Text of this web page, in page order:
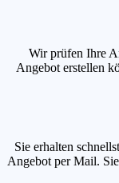
Wir prüfen Ihre
Angebot erstellen
Sie erhalten
Angebot per Mail.